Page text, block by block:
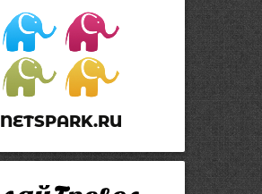
NETSPARK.RU